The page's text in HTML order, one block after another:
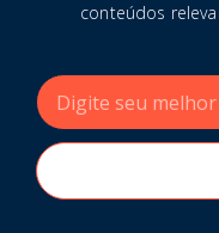
conteúdos